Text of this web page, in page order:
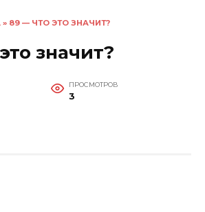
» 89 — ЧТО ЭТО ЗНАЧИТ?
значит?
ПРОСМОТРОВ
3